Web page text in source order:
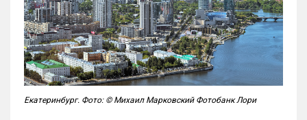
Екатеринбург. Фото: © Михаил Марковский Фотобанк Лори